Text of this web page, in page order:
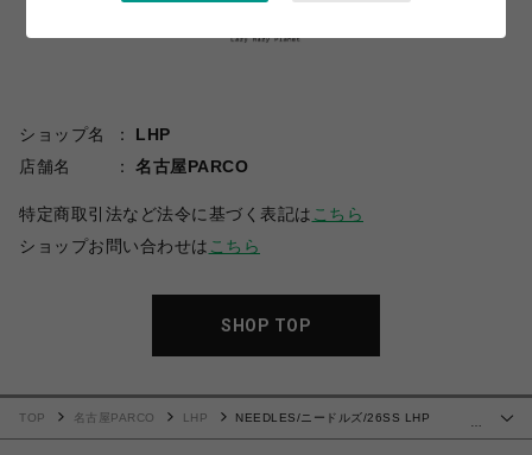
ショップ名
LHP
店舗名
名古屋PARCO
特定商取引法など法令に基づく表記は こちら
ショップお問い合わせは こちら
SHOP TOP
…
TOP 名古屋PARCO LHP
NEEDLES/ニードルズ/26SS LHP